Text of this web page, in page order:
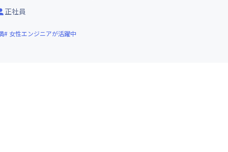
正社員
女性エンジニアが活躍中